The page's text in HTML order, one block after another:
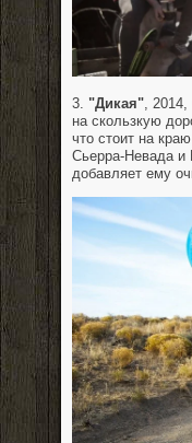
3. "Дикая",
на скользкую
что стоит на
Сьерра-Невада и
добавляет ему